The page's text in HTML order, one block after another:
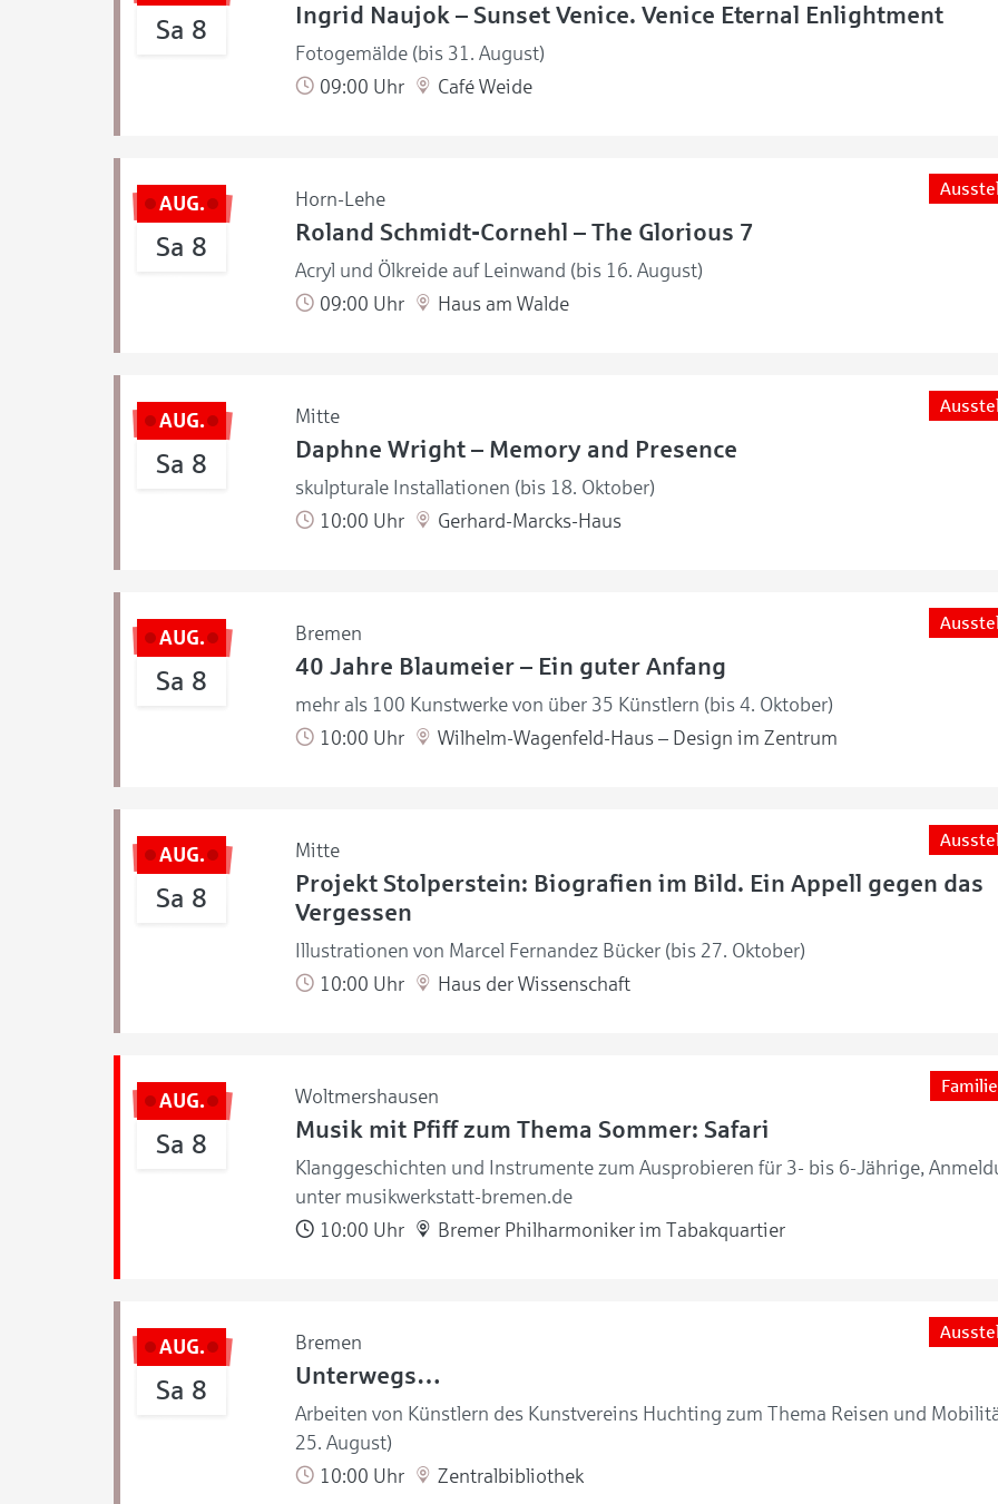
Sa 8
Ingrid Naujok – Sunset Venice. Venice Eternal Enlightment
Fotogemälde (bis 31. August)
09:00 Uhr
Café Weide
AUG.
Sa 8
Horn-Lehe
Roland Schmidt-Cornehl – The Glorious 7
Acryl und Ölkreide auf Leinwand (bis 16. August)
09:00 Uhr
Haus am Walde
AUG.
Sa 8
Mitte
Daphne Wright – Memory and Presence
skulpturale Installationen (bis 18. Oktober)
10:00 Uhr
Gerhard-Marcks-Haus
AUG.
Sa 8
Bremen
40 Jahre Blaumeier – Ein guter Anfang
mehr als 100 Kunstwerke von über 35 Künstlern (bis 4. Oktober)
10:00 Uhr
Wilhelm-Wagenfeld-Haus – Design im Zentrum
AUG.
Sa 8
Mitte
Projekt Stolperstein: Biografien im Bild. Ein Appell gegen das
Vergessen
Illustrationen von Marcel Fernandez Bücker (bis 27. Oktober)
10:00 Uhr
Haus der Wissenschaft
AUG.
Sa 8
Woltmershausen
Musik mit Pfiff zum Thema Sommer: Safari
Klanggeschichten und Instrumente zum Ausprobieren für 3- bis 6-Jährige,
unter musikwerkstatt-bremen.de
10:00 Uhr
Bremer Philharmoniker im Tabakquartier
AUG.
Sa 8
Bremen
Unterwegs…
Arbeiten von Künstlern des Kunstvereins Huchting zum Thema Reisen und
25. August)
10:00 Uhr
Zentralbibliothek